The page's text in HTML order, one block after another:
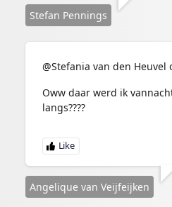
Stefan Pennings
@Stefania van den Heuvel
Oww daar werd ik
langs????
Angelique van Veijfeijken